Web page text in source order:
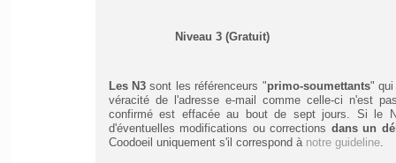
Niveau 3 (Gratuit)
Les N3sont les référenceurs "primo-soumettants" qui
véracité de l'adresse e-mail comme celle-ci n'est
confirmé est effacée au bout de sept jours. Si le
d'éventuelles modifications ou corrections dans un
Coodoeil uniquement s'il correspond à notre guideline.